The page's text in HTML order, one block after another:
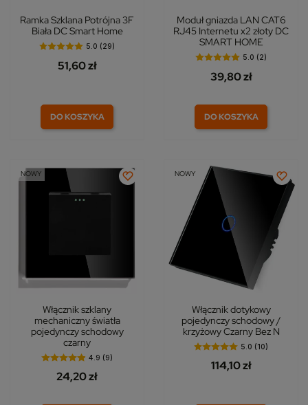
Ramka Szklana Potrójna 3F
Biała DC Smart Home
5.0 (29)
51,60 zł
DO KOSZYKA
Moduł gniazda LAN CAT6
RJ45 Internetu x2 złoty DC
SMART HOME
5.0 (2)
39,80 zł
DO KOSZYKA
NOWY
Włącznik szklany
mechaniczny światła
pojedynczy schodowy
czarny
4.9 (9)
24,20 zł
NOWY
Włącznik dotykowy
pojedynczy schodowy /
krzyżowy Czarny Bez N
5.0 (10)
114,10 zł